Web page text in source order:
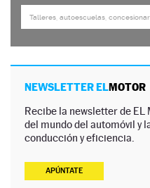
NEWSLETTER ELMOTOR
Recibe la newsletter de EL
del mundo del automóvil y
conducción y eficiencia.
APÚNTATE